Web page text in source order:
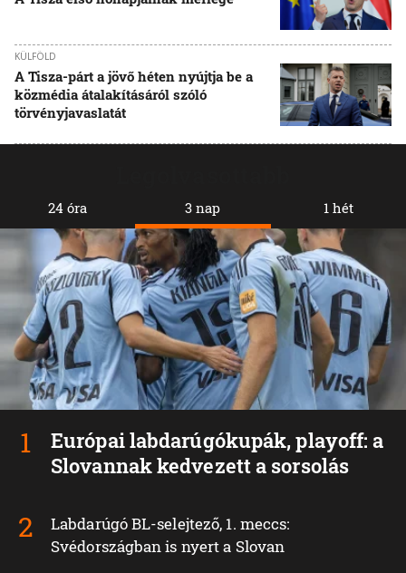
KÜLFÖLD
A Tisza-párt a jövő héten nyújtja be a
közmédia átalakításáról szóló
törvényjavaslatát
24 óra 3 nap
Európai labdarúgókupák, playoff: a
Slovannak kedvezett a sorsolás
Labdarúgó BL-selejtező, 1. meccs:
Svédországban is nyert a Slovan
1 hét